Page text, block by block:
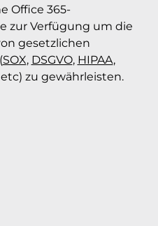
Office 365-
zur Verfügung um die
gesetzlichen
SOX, DSGVO, HIPAA,
etc) zu gewährleisten.